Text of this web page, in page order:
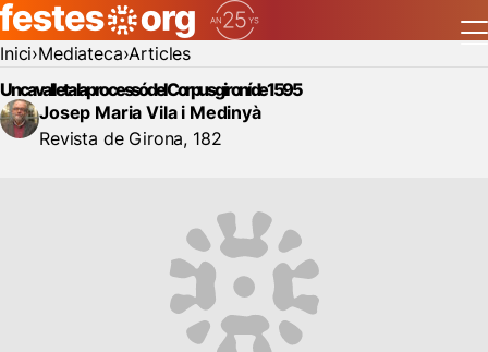
Inici Mediateca Articles
Un cavallet a la processó del Corpus gironí de 1595
Josep Maria Vila i Medinyà
Revista de Girona, 182